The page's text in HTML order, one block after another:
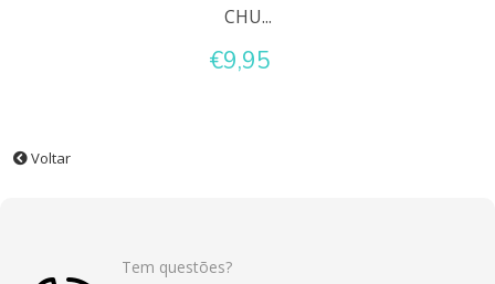
CHU...
€9,95
Voltar
Tem questões?